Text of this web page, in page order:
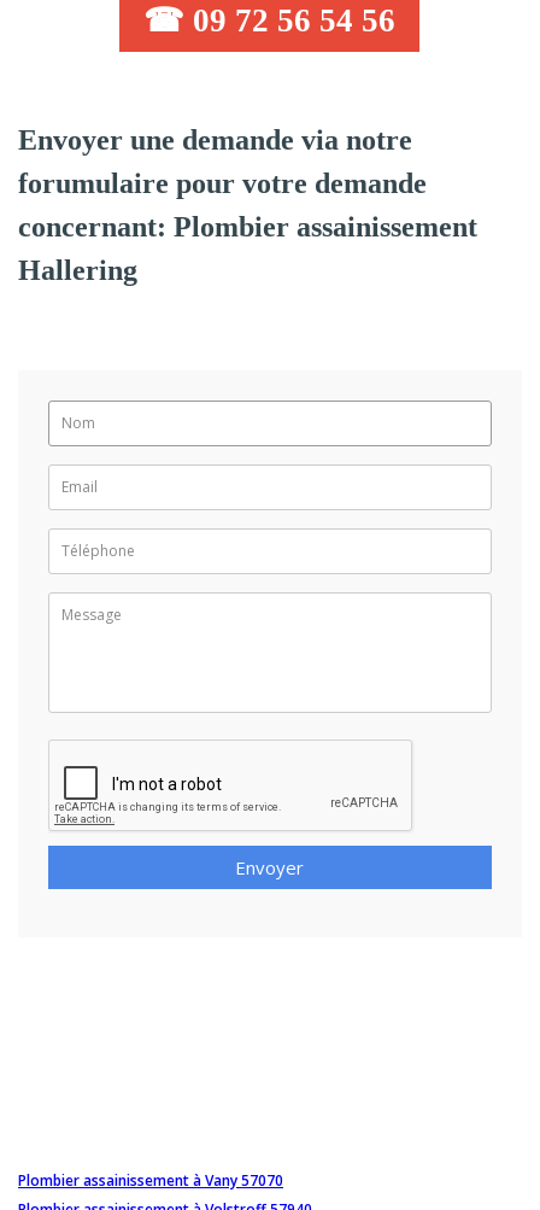
☎ 09 72 56 54 56
Envoyer une demande via notre
forumulaire pour votre demande
concernant: Plombier assainissement
Hallering
Envoyer
Plombier assainissement à Vany 57070